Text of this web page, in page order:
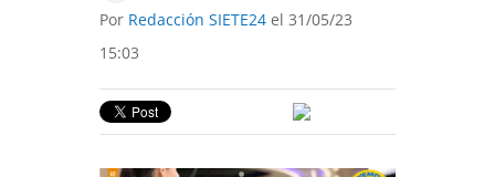
Por Redacción SIETE24 el 31/05/23
15:03